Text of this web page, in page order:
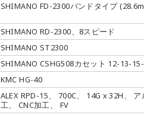
SHIMANO FD-2300バンドタイプ
SHIMANO RD-2300、8スピード
SHIMANO ST2300
SHIMANO CSHG508カセット 12-13-
KMC HG-40
ALEX RPD-15、 700C、 14G x 32H、
工、 CNC加工、 FV